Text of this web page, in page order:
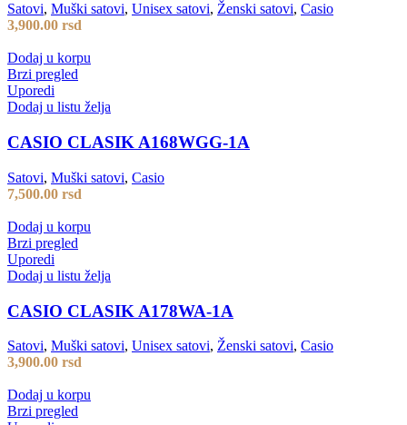
Satovi, Muški satovi, Unisex satovi, Ženski satovi, Casio
3,900.00 rsd
Dodaj u korpu
Brzi pregled
Uporedi
Dodaj u listu želja
CASIO CLASIK A168WGG-1A
Satovi, Muški satovi, Casio
7,500.00 rsd
Dodaj u korpu
Brzi pregled
Uporedi
Dodaj u listu želja
CASIO CLASIK A178WA-1A
Satovi, Muški satovi, Unisex satovi, Ženski satovi, Casio
3,900.00 rsd
Dodaj u korpu
Brzi pregled